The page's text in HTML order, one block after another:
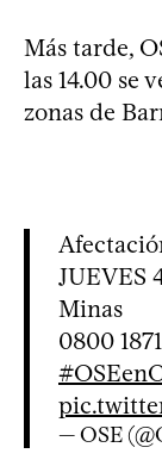
Más tarde,
las 14.00 se
zonas de
JUEVES
Minas
0800
— OSE